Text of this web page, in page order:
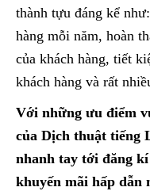
thành tựu đáng kể
hàng mỗi năm, hoàn
của khách hàng, tiết
khách hàng và rất
Với những ưu điểm
của Dịch thuật tiếng
nhanh tay tới đăng
khuyến mãi hấp dẫn